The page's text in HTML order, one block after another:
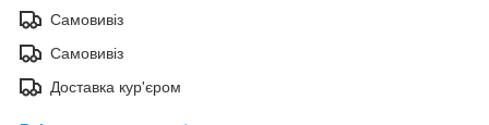
Самовивіз
Самовивіз
Доставка кур'єром